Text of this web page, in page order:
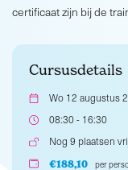
certificaat zijn bij de
Cursusdetails
Wo 12 augustus
08:30 - 16:30
Nog 9 plaatsen
€188,10
per